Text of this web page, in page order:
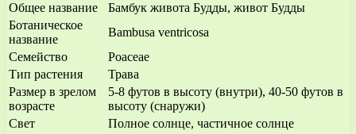
Общее название
Бамбук живота Будды, живот Будды
Ботаническое
название
Bambusa ventricosa
Семейство
Poaceae
Тип растения
Трава
Размер в зрелом
возрасте
5-8 футов в высоту (внутри), 40-50 футов в
высоту (снаружи)
Свет
Полное солнце, частичное солнце